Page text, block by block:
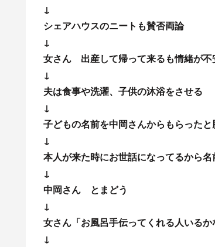
↓
シェアハウスのニートも賛否両論
↓
女さん 出産して帰って来るも情緒が不
↓
夫は食事や洗濯、子供の沐浴をさせる
↓
子どもの名前を中岡さんからもらったと
↓
本人が来た時にお世話になってるから
↓
中岡さん とまどう
↓
女さん「お風呂手伝ってくれる人いる
↓